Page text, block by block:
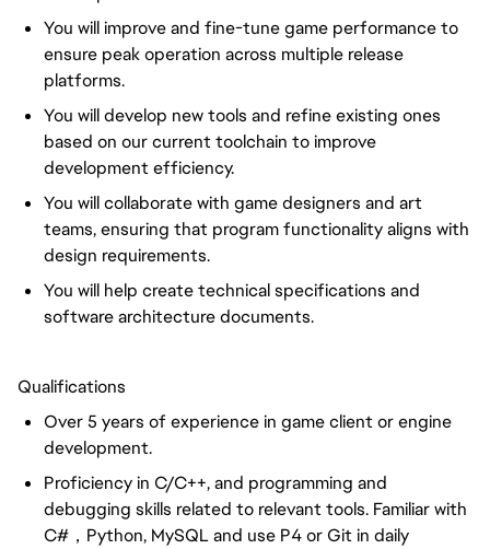
You will improve and fine-tune game performance to
ensure peak operation across multiple release
platforms.
You will develop new tools and refine existing ones
based on our current toolchain to improve
development efficiency.
You will collaborate with game designers and art
teams, ensuring that program functionality aligns with
design requirements.
You will help create technical specifications and
software architecture documents.
Qualifications
Over 5 years of experience in game client or engine
development.
Proficiency in C/C++, and programming and
debugging skills related to relevant tools. Familiar with
C#，Python, MySQL and use P4 or Git in daily